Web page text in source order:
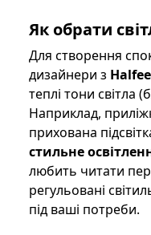
Як обрати
Для створення
дизайнери з Halfee
теплі тони світла
Наприклад,
прихована
стильне
любить читати
регульовані
під ваші потреби.